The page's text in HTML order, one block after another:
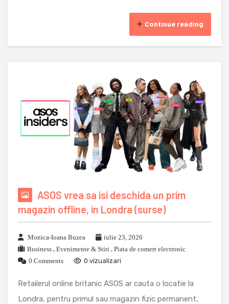
Continue reading
ASOS vrea sa isi deschida un prim
magazin offline, in Londra (surse)
Monica-Ioana Buzea
iulie 23, 2026
Business , Evenimente & Stiri , Piata de comert electronic
0 Comments
0 vizualizari
Retailerul online britanic ASOS ar cauta o locatie la
Londra, pentru primul sau magazin fizic permanent,